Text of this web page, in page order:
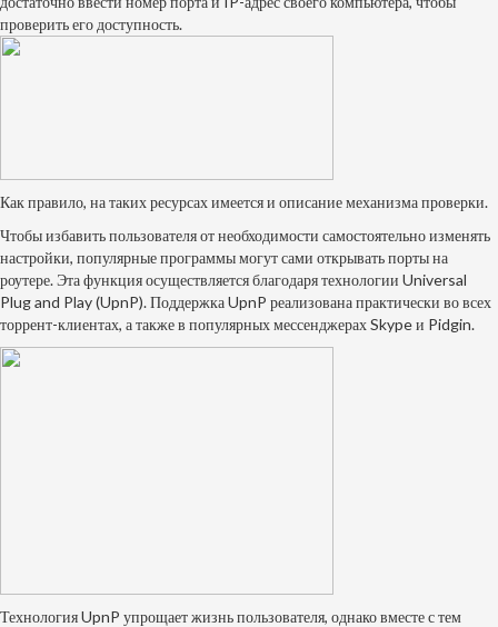
проверить его доступность.
Как правило, на таких ресурсах имеется и описание механизма проверки.
Чтобы избавить пользователя от необходимости самостоятельно изменять
настройки, популярные программы могут сами открывать порты на
роутере. Эта функция осуществляется благодаря технологии Universal
Plug and Play (UpnP).Поддержка UpnP реализована практически во всех
торрент-клиентах, а также в популярных мессенджерах Skype и Pidgin.
Технология UpnP упрощает жизнь пользователя, однако вместе с тем